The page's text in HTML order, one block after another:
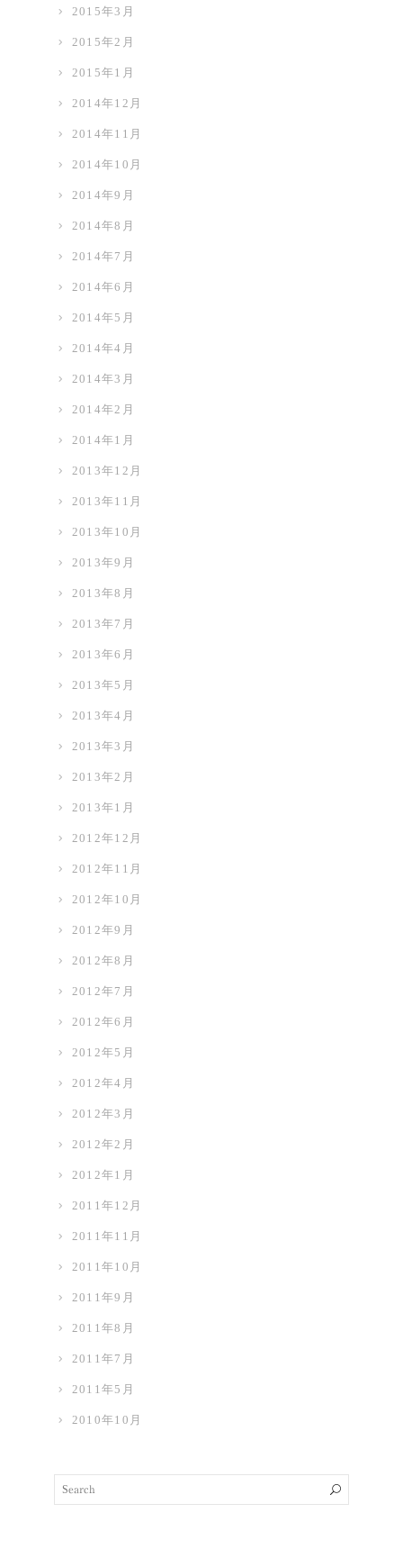
2015年3月
2015年2月
2015年1月
2014年12月
2014年11月
2014年10月
2014年9月
2014年8月
2014年7月
2014年6月
2014年5月
2014年4月
2014年3月
2014年2月
2014年1月
2013年12月
2013年11月
2013年10月
2013年9月
2013年8月
2013年7月
2013年6月
2013年5月
2013年4月
2013年3月
2013年2月
2013年1月
2012年12月
2012年11月
2012年10月
2012年9月
2012年8月
2012年7月
2012年6月
2012年5月
2012年4月
2012年3月
2012年2月
2012年1月
2011年12月
2011年11月
2011年10月
2011年9月
2011年8月
2011年7月
2011年5月
2010年10月